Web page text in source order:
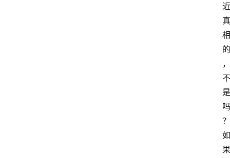
近
真
相
的
，
不
是
吗
？
如
果